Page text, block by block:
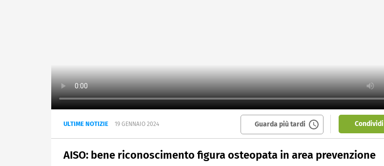
ULTIME NOTIZIE 19 GENNAIO 2024 Guarda più tardi Condividi
AISO: bene riconoscimento figura osteopata in area prevenzione